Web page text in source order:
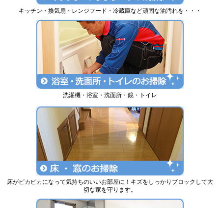
キッチン・換気扇・レンジフード・冷蔵庫など頑固な油汚れを・・・
洗濯機・浴室・洗面所・鏡・トイレ
床がピカピカになって気持ちのいいお部屋に！キズをしっかりブロックして大
切な家を守ります。